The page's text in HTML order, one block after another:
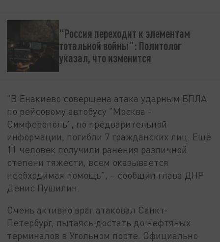
"Россия переходит к элементам
тотальной войны": Политолог
указал, что изменится
"В Енакиево совершена атака ударным БПЛА
по рейсовому автобусу "Москва -
Симферополь", по предварительной
информации, погибли 7 гражданских лиц. Ещё
11 человек получили ранения различной
степени тяжести, всем оказывается
необходимая помощь", – сообщил глава ДНР
Денис Пушилин.
Очень активно враг атаковал Санкт-
Петербург, пытаясь достать до нефтяных
терминалов в Угольном порте. Официально